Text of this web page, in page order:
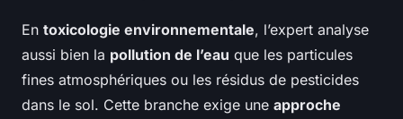
En toxicologie environnementale, l’expert analyse
aussi bien la pollution de l’eau que les particules
fines atmosphériques ou les résidus de pesticides
dans le sol. Cette branche exige une approche